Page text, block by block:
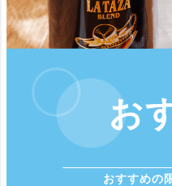
お
おすすめの